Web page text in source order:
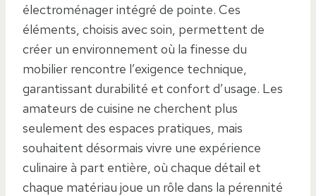
électroménager intégré de pointe. Ces
éléments, choisis avec soin, permettent de
créer un environnement où la finesse du
mobilier rencontre l’exigence technique,
garantissant durabilité et confort d’usage. Les
amateurs de cuisine ne cherchent plus
seulement des espaces pratiques, mais
souhaitent désormais vivre une expérience
culinaire à part entière, où chaque détail et
chaque matériau joue un rôle dans la pérennité